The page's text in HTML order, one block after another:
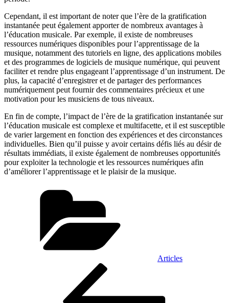
Cependant, il est important de noter que l’ère de la gratification
instantanée peut également apporter de nombreux avantages à
l’éducation musicale. Par exemple, il existe de nombreuses
ressources numériques disponibles pour l’apprentissage de la
musique, notamment des tutoriels en ligne, des applications mobiles
et des programmes de logiciels de musique numérique, qui peuvent
faciliter et rendre plus engageant l’apprentissage d’un instrument. De
plus, la capacité d’enregistrer et de partager des performances
numériquement peut fournir des commentaires précieux et une
motivation pour les musiciens de tous niveaux.
En fin de compte, l’impact de l’ère de la gratification instantanée sur
l’éducation musicale est complexe et multifacette, et il est susceptible
de varier largement en fonction des expériences et des circonstances
individuelles. Bien qu’il puisse y avoir certains défis liés au désir de
résultats immédiats, il existe également de nombreuses opportunités
pour exploiter la technologie et les ressources numériques afin
d’améliorer l’apprentissage et le plaisir de la musique.
Articles